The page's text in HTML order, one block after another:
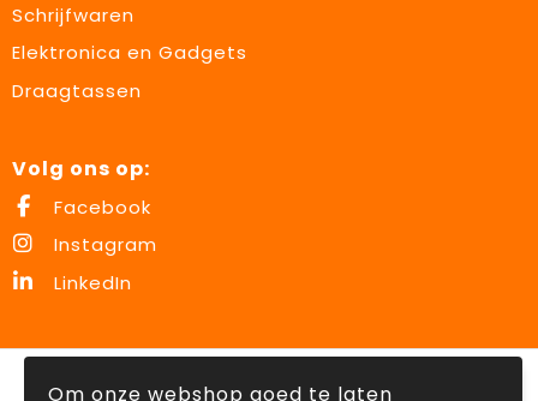
Schrijfwaren
Elektronica en Gadgets
Draagtassen
Volg ons op:
Facebook
Instagram
LinkedIn
Om onze webshop goed te laten